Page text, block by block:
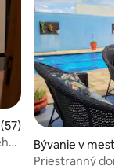
ohodnotenie 5
Bývanie v meste
Priestranný dom